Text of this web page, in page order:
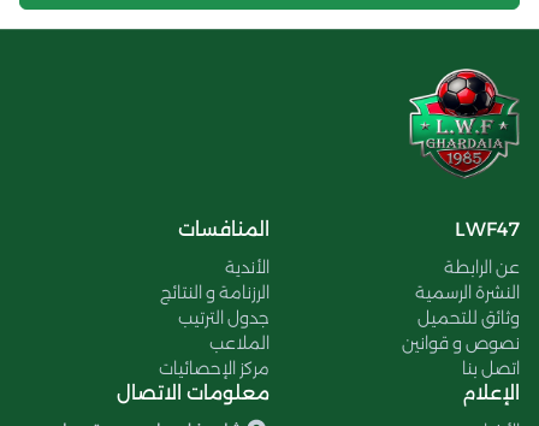
LWF47
عن الرابطة
النشرة الرسمية
وثائق للتحميل
نصوص و قوانين
اتصل بنا
المنافسات
الأندية
الرزنامة و النتائج
جدول الترتيب
الملاعب
مركز الإحصائيات
الإعلام معلومات الاتصال